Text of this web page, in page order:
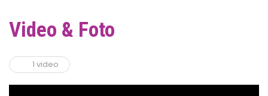
Video & Foto
1 video